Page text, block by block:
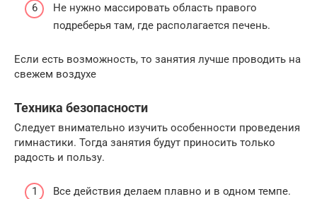
Не нужно массировать область правого
подреберья там, где располагается печень.
Если есть возможность, то занятия лучше проводить на
свежем воздухе
Техника безопасности
Следует внимательно изучить особенности проведения
гимнастики. Тогда занятия будут приносить только
радость и пользу.
Все действия делаем плавно и в одном темпе.